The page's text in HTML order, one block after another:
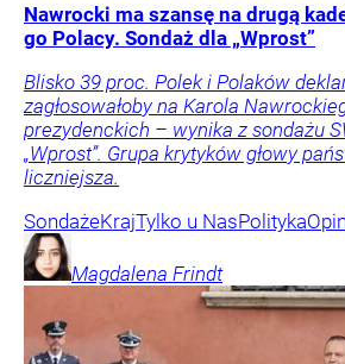
Nawrocki ma szansę na drugą
go Polacy. Sondaż dla „Wprost”
Blisko 39 proc. Polek i Polaków
zagłosowałoby na Karola
prezydenckich – wynika z sondażu
„Wprost”. Grupa krytyków głowy
liczniejsza.
SondażeKrajTylko u NasPolityka
Magdalena Frindt